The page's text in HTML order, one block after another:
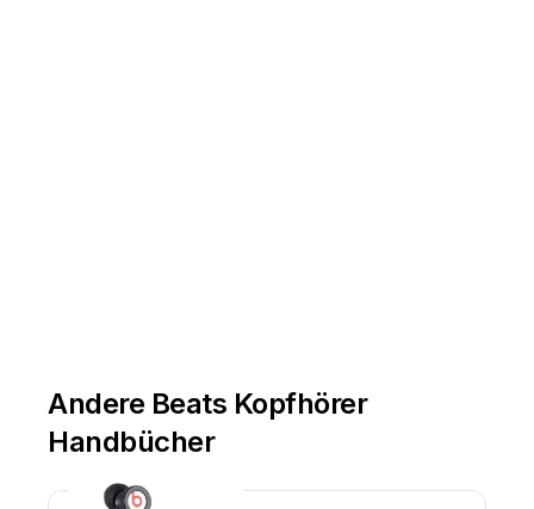
Andere Beats Kopfhörer
Handbücher